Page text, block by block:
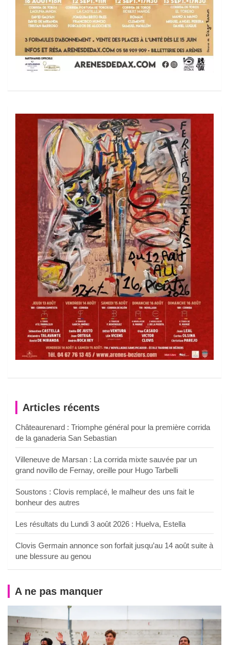
Articles récents
Châteaurenard : Triomphe général pour la première corrida
de la ganaderia San Sebastian
Villeneuve de Marsan : La corrida mixte sauvée par un
grand novillo de Fernay, oreille pour Hugo Tarbelli
Soustons : Clovis remplacé, le malheur des uns fait le
bonheur des autres
Les résultats du Lundi 3 août 2026 : Huelva, Estella
Clovis Germain annonce son forfait jusqu’au 14 août suite à
une blessure au genou
A ne pas manquer